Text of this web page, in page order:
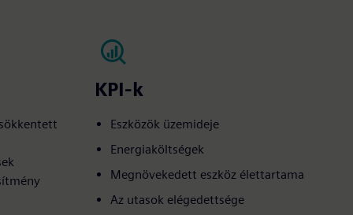
KPI-k
Eszközök üzemideje
Energiaköltségek
Megnövekedett eszköz élettartama
Az utasok elégedettsége